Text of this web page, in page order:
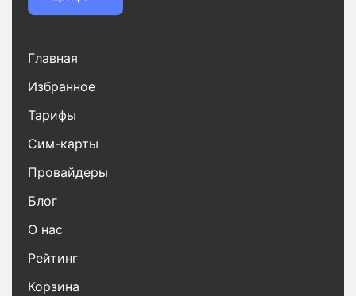
Главная
Избранное
Тарифы
Сим-карты
Провайдеры
Блог
О нас
Рейтинг
Корзина